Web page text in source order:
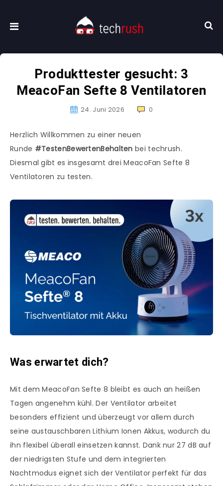
Produkttester gesucht: 3
MeacoFan Sefte 8 Ventilatoren
24. Juni 2026 0
Herzlich Willkommen zu einer neuen
Runde #TestenBewertenBehalten bei techrush.
Diesmal gibt es insgesamt drei MeacoFan Sefte 8
Ventilatoren zu testen.
Was erwartet dich?
Mit dem MeacoFan Sefte 8 bleibt es auch an heißen
Tagen angenehm kühl. Der Ventilator arbeitet
besonders effizient und überzeugt vor allem durch
seine austauschbaren Lithium Ionen Akkus, wodurch du
ihn flexibel überall einsetzen kannst. Dank nur 27 dB auf
der niedrigsten Stufe und dem integrierten
Nachtmodus eignet sich der Ventilator perfekt für das